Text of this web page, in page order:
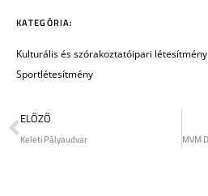
KATEGÓRIA:
Kulturális és szórakoztatóipari létesítmény
Sportlétesítmény
ELŐZŐ
Keleti Pályaudvar